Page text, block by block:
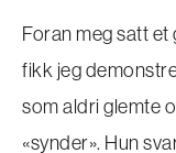
Foran meg satt
fikk jeg
som aldri glemte
«synder». Hun